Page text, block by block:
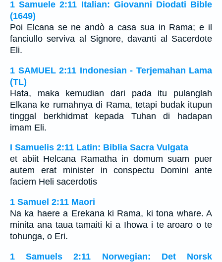
1 Samuele 2:11 Italian: Giovanni Diodati Bible
(1649)
Poi Elcana se ne andò a casa sua in Rama; e il
fanciullo serviva al Signore, davanti al Sacerdote
Eli.
1 SAMUEL 2:11 Indonesian - Terjemahan Lama
(TL)
Hata, maka kemudian dari pada itu pulanglah
Elkana ke rumahnya di Rama, tetapi budak itupun
tinggal berkhidmat kepada Tuhan di hadapan
imam Eli.
I Samuelis 2:11 Latin: Biblia Sacra Vulgata
et abiit Helcana Ramatha in domum suam puer
autem erat minister in conspectu Domini ante
faciem Heli sacerdotis
1 Samuel 2:11 Maori
Na ka haere a Erekana ki Rama, ki tona whare. A
minita ana taua tamaiti ki a Ihowa i te aroaro o te
tohunga, o Eri.
1 Samuels 2:11 Norwegian: Det Norsk